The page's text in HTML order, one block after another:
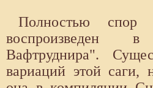
Полностью спор
воспроизведен
Вафтруднира".
вариаций этой саги,